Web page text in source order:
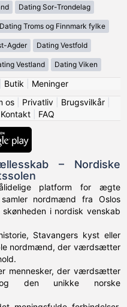
Dating Sor-Trondelag
Dating Troms og Finnmark fylke
Agder Dating Vestfold
Vestland Dating Viken
Butik
Meninger
os| Privatliv| Brugsvilkår|
Kontakt| FAQ
– Nordiske
platform for ægte
samler nordmænd fra Oslos
i nordisk venskab
Stavangers kyst eller
nordmænd, der værdsætter
mennesker, der værdsætter
og den unikke norske